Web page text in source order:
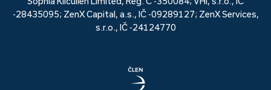
-28435095; ZenX Capital, a.s., IČ -09289127; ZenX Services,
s.r.o., IČ -24124770